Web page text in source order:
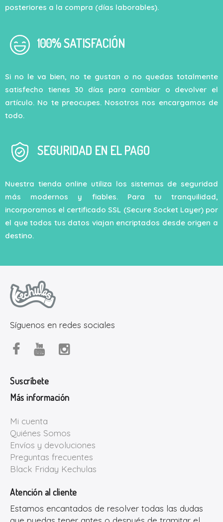
posteriores a la compra (días laborables).
100% SATISFACIÓN
Si no le va bien, no te gustan o no quedas totalmente
satisfecho tienes 30 días para cambiar o devolver el
artículo. No te preocupes. Nosotros nos encargamos de
todo.
SEGURIDAD EN EL PAGO
Nuestra tienda online utiliza los sistemas de seguridad
más modernos y fiables. Para tu tranquilidad,
incorporamos el certificado SSL (Secure Socket Layer) por
el que todos tus datos viajan encriptados desde origen a
destino.
Síguenos en redes sociales
Suscríbete
Más información
Mi cuenta
Quiénes Somos
Envíos y devoluciones
Preguntas frecuentes
Black Friday Kechulas
Atención al cliente
Estamos encantados de resolver todas las dudas